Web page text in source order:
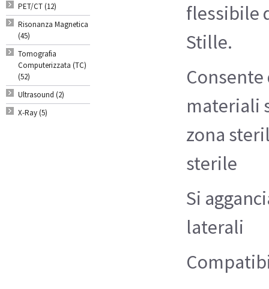
PET/CT (12)
Risonanza Magnetica
(45)
Tomografia
Computerizzata (TC)
(52)
Ultrasound (2)
X-Ray (5)
flessibile
Stille.
materiali
zona
sterile
Si
laterali